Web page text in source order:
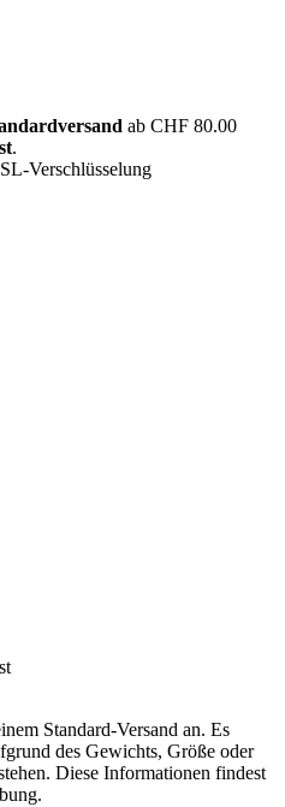
ab CHF 80.00
.
Verschlüsselung
Standard-Versand an. Es
des Gewichts, Größe oder
Diese Informationen findest